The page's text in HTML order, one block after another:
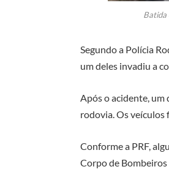
Batida
Segundo a Polícia
um deles invadiu a
Após o acidente,
rodovia. Os veículos
Conforme a PRF,
Corpo de